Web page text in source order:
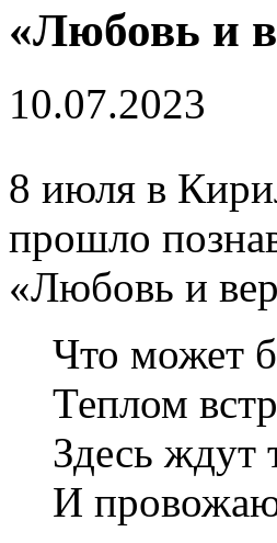
«Любовь и
10.07.2023
8 июля в
прошло
«Любовь и
Что может
Теплом
Здесь ждут
И